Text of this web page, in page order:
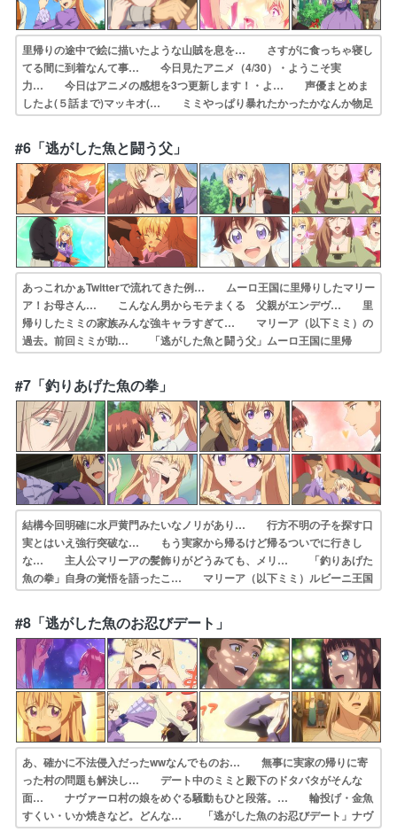
里帰りの途中で絵に描いたような山賊を息を… さすがに食っちゃ寝し
てる間に到着なんて事… 今日見たアニメ（4/30）・ようこそ実
力… 今日はアニメの感想を3つ更新します！・よ… 声優まとめま
したよ(５話まで)マッキオ(… ミミやっぱり暴れたかったかなんか物足
りな… はーい危険なことに首突っ込んじゃってま〜… 従者と再会
の挨拶が箱根駅伝優勝時の胴上げ… ボコボコにされてたｗ来週は父親
との肉体言… 逃げて〜（山賊の皆さん）格好良いですよ、…
#6「逃がした魚と闘う父」
あっこれかぁTwitterで流れてきた例… ムーロ王国に里帰りしたマリー
ア！お母さん… こんなん男からモテまくる 父親がエンデヴ… 里
帰りしたミミの家族みんな強キャラすぎて… マリーア（以下ミミ）の
過去。前回ミミが助… 「逃がした魚と闘う父」ムーロ王国に里帰
り… 拳で語り和解したミミちゃんと親父さんに何… 家族愛が溢れ
るマリーア家。テオドリーコの… テオドリーコ（テオドリーコ・アン
ノヴァッ… 王子様釣りあげちゃった!?婚約破棄から始…
#7「釣りあげた魚の拳」
結構今回明確に水戸黄門みたいなノリがあり… 行方不明の子を探す口
実とはいえ強行突破な… もう実家から帰るけど帰るついでに行きし
な… 主人公マリーアの髪飾りがどうみても、メリ… 「釣りあげた
魚の拳」自身の覚悟を語ったこ… マリーア（以下ミミ）ルビーニ王国
へ。途中… ついに髪飾りを『武器』と言っちゃうアバン… 原画で
参加させていただきました。ご視聴い… ご報告遅くなりましたが、第
5話にも手下と… Season2」第７話と「百妖譜傑作選」…
#8「逃がした魚のお忍びデート」
あ、確かに不法侵入だったwwなんでものお… 無事に実家の帰りに寄
った村の問題も解決し… デート中のミミと殿下のドタバタがそんな
面… ナヴァーロ村の娘をめぐる騒動もひと段落。… 輪投げ・金魚
すくい・いか焼きなど。どんな… 「逃がした魚のお忍びデート」ナヴ